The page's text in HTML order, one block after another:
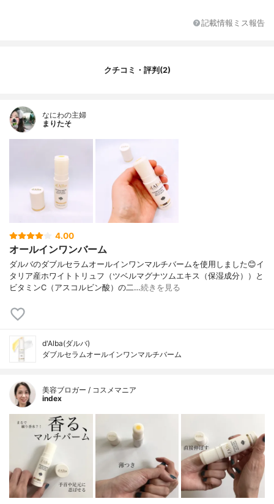
記載情報ミス報告
クチコミ・評判(2)
なにわの主婦
まりたそ
4.00
オールインワンバーム
ダルバのダブルセラムオールインワンマルチバームを使用しました😊イ
タリア産ホワイトトリュフ（ツベルマグナツムエキス（保湿成分））と
ビタミンC（アスコルビン酸）の二…続きを見る
d'Alba(ダルバ)
ダブルセラムオールインワンマルチバーム
美容ブロガー / コスメマニア
index